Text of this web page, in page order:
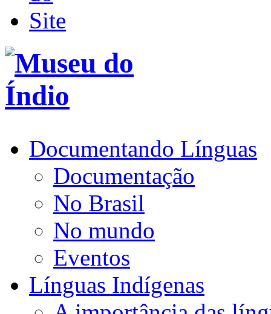
Documentando Línguas
Documentação
No Brasil
No mundo
Eventos
Línguas Indígenas